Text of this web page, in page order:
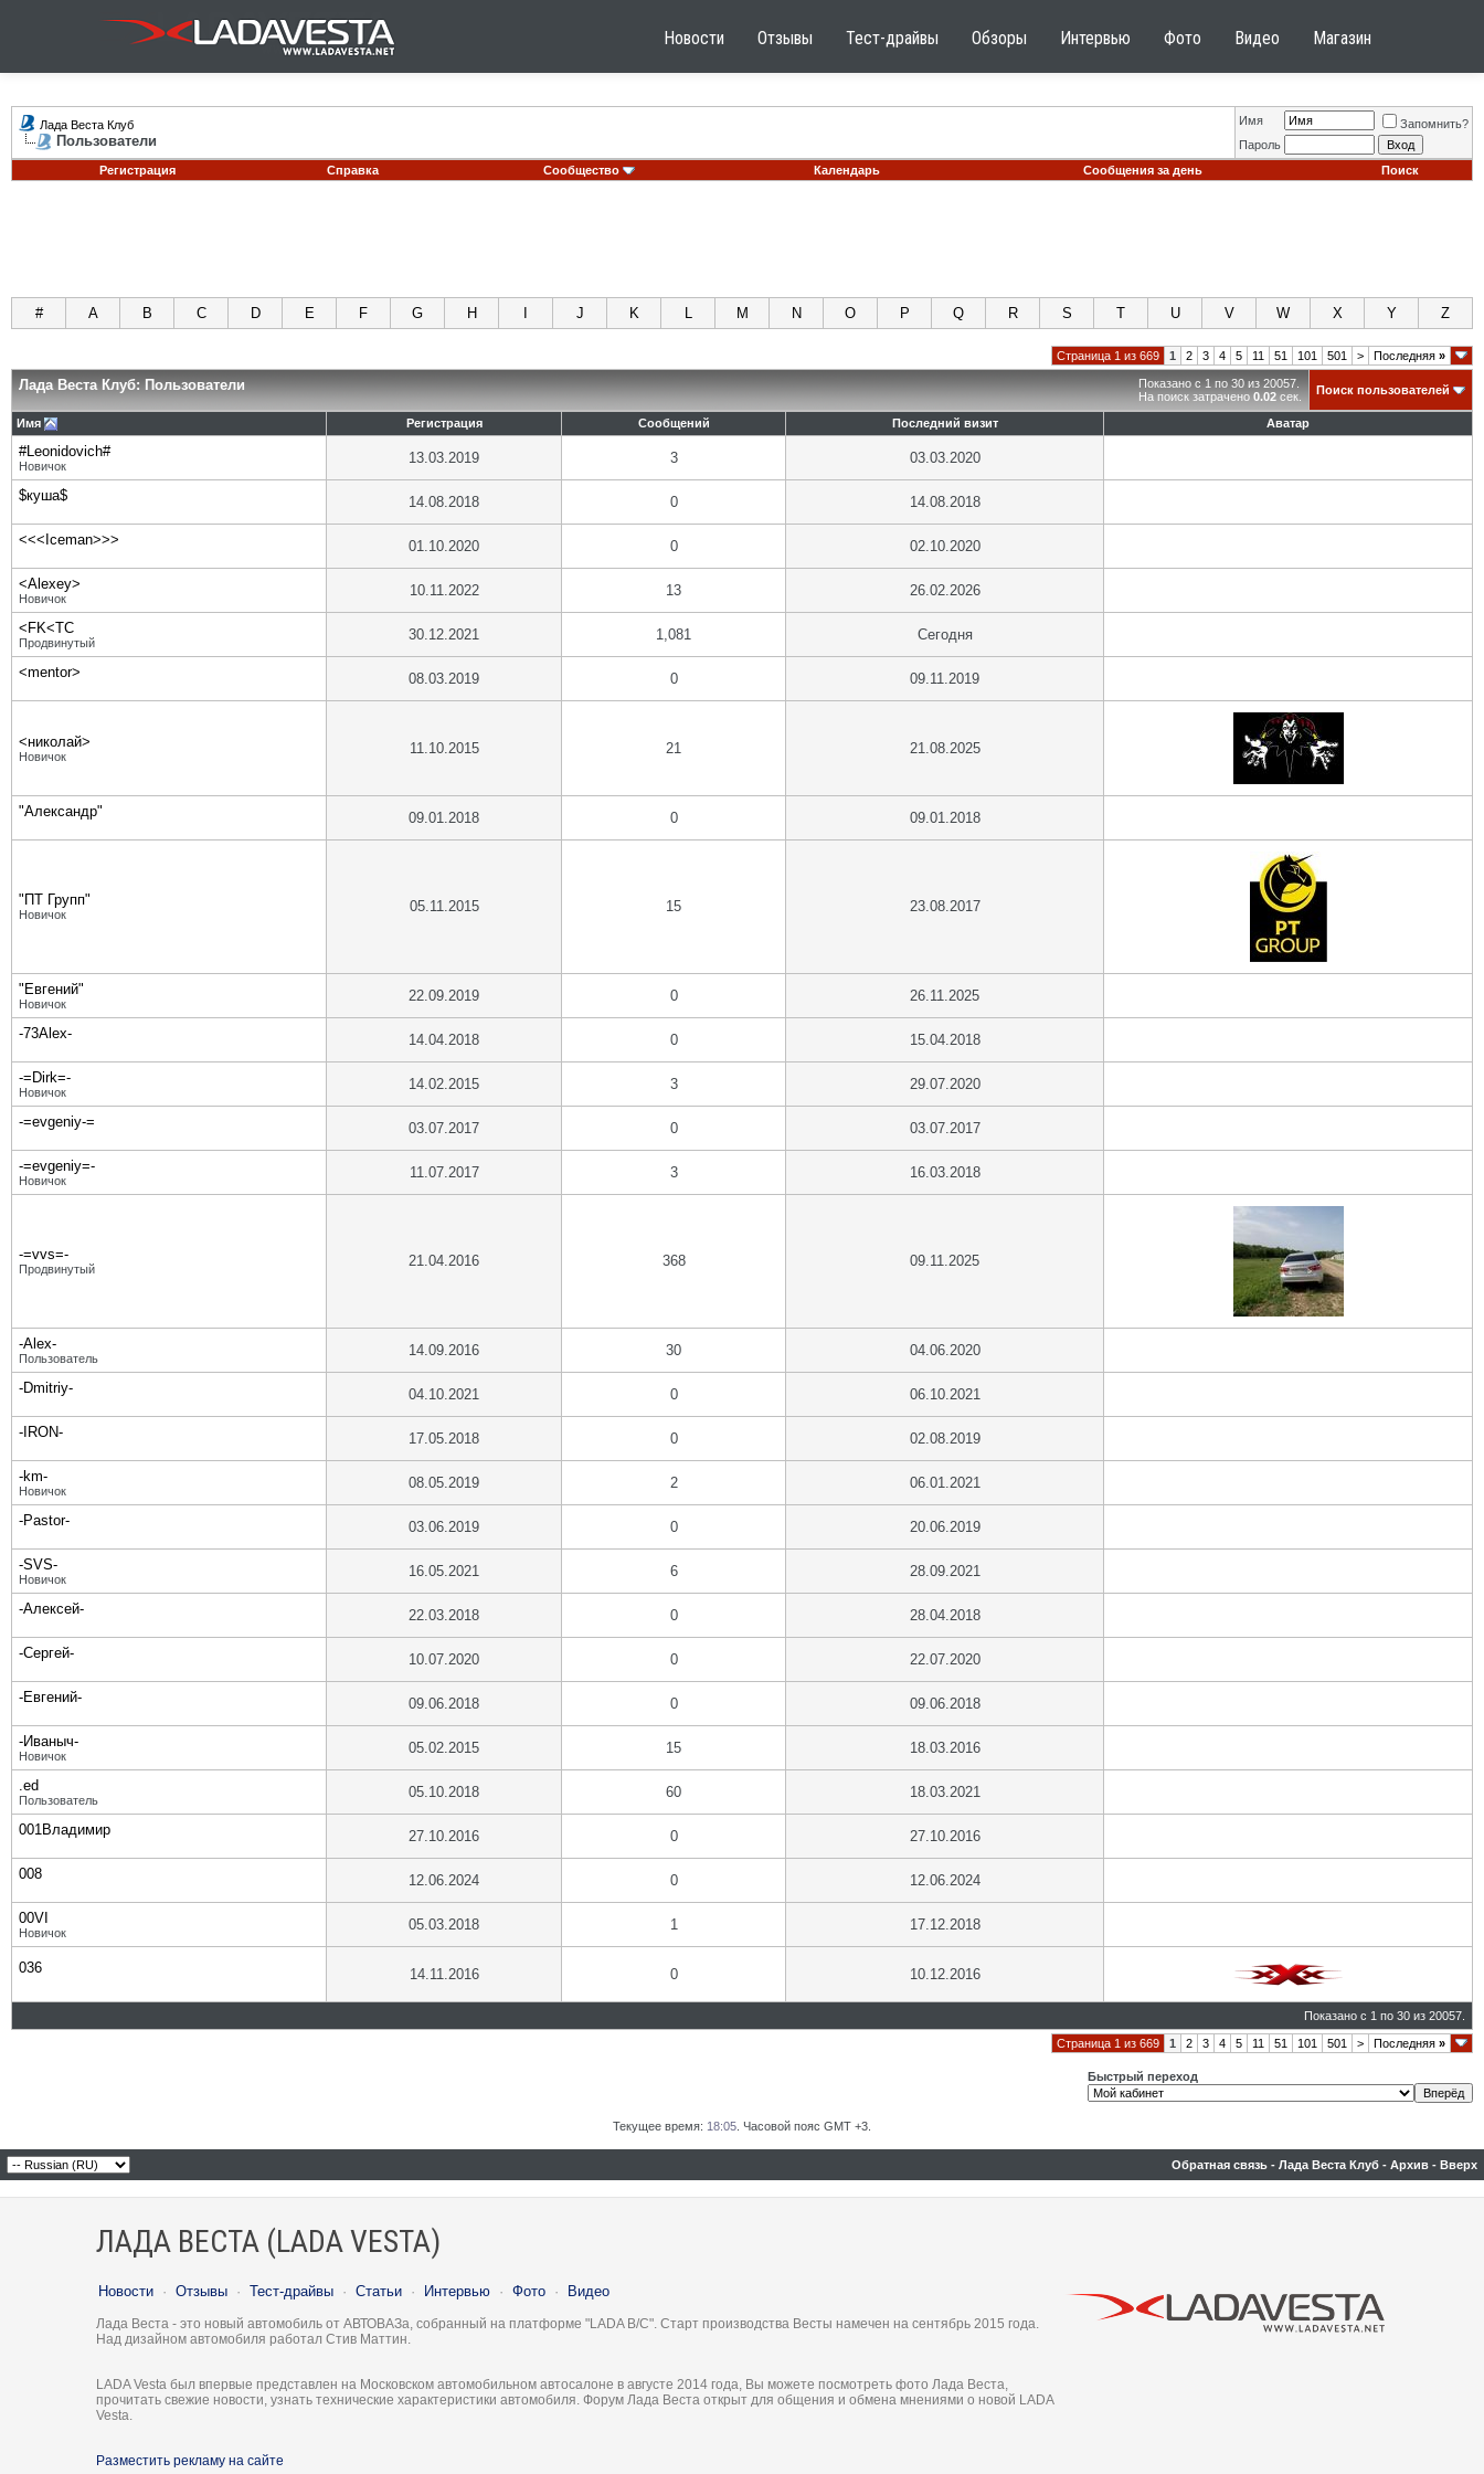
Новости Отзывы Тест-драйвы Обзоры Интервью Фото Видео Магазин
Лада Веста Клуб
Пользователи
Имя
Запомнить?
Пароль
Регистрация
Справка Сообщество Календарь Сообщения за день Поиск
# A B C D E F G H J K L M N O P Q R S T U V W X Y Z
Страница 1 из 669 1 2 3 4 5 11 51 101 501 > Последняя »
Показано с 1 по 30 из 20057.
На поиск затрачено 0.02 сек.
Лада Веста Клуб: Пользователи Поиск пользователей
Имя Регистрация Сообщений Последний визит Аватар
#Leonidovich#
Новичок 13.03.2019 3 03.03.2020
$куша$ 14.08.2018 0 14.08.2018
<<<Iceman>>> 01.10.2020 0 02.10.2020
<Alexey>
Новичок 10.11.2022 13 26.02.2026
<FK<TC
Продвинутый 30.12.2021 1,081 Сегодня
<mentor> 08.03.2019 0 09.11.2019
<николай>
Новичок 11.10.2015 21 21.08.2025
"Александр" 09.01.2018 0 09.01.2018
"ПТ Групп"
Новичок 05.11.2015 15 23.08.2017
"Евгений"
Новичок 22.09.2019 0 26.11.2025
-73Alex- 14.04.2018 0 15.04.2018
-=Dirk=-
Новичок 14.02.2015 3 29.07.2020
-=evgeniy-= 03.07.2017 0 03.07.2017
-=evgeniy=-
Новичок 11.07.2017 3 16.03.2018
-=vvs=-
Продвинутый 21.04.2016 368 09.11.2025
-Alex-
Пользователь 14.09.2016 30 04.06.2020
-Dmitriy- 04.10.2021 0 06.10.2021
-IRON- 17.05.2018 0 02.08.2019
-km-
Новичок 08.05.2019 2 06.01.2021
-Pastor- 03.06.2019 0 20.06.2019
-SVS-
Новичок 16.05.2021 6 28.09.2021
-Алексей- 22.03.2018 0 28.04.2018
-Сергей- 10.07.2020 0 22.07.2020
-Евгений- 09.06.2018 0 09.06.2018
-Иваныч-
Новичок 05.02.2015 15 18.03.2016
.ed
Пользователь 05.10.2018 60 18.03.2021
001Владимир 27.10.2016 0 27.10.2016
008 12.06.2024 0 12.06.2024
00VI
Новичок 05.03.2018 1 17.12.2018
036 14.11.2016 0 10.12.2016
Показано с 1 по 30 из 20057.
Страница 1 из 669 1 2 3 4 5 11 51 101 501 > Последняя »
Быстрый переход
Текущее время: 18:05 . Часовой пояс GMT +3.
Обратная связь - Лада Веста Клуб - Архив - Вверх
ЛАДА ВЕСТА (LADA VESTA)
Новости · Отзывы · Тест-драйвы · Статьи · Интервью · Фото · Видео
Лада Веста - это новый автомобиль от АВТОВАЗа, собранный на платформе "LADA B/C". Старт производства Весты намечен на сентябрь 2015 года.
Над дизайном автомобиля работал Стив Маттин.
LADA Vesta был впервые представлен на Московском автомобильном автосалоне в августе 2014 года, Вы можете посмотреть фото Лада Веста,
прочитать свежие новости, узнать технические характеристики автомобиля. Форум Лада Веста открыт для общения и обмена мнениями о новой LADA
Vesta.
Разместить рекламу на сайте